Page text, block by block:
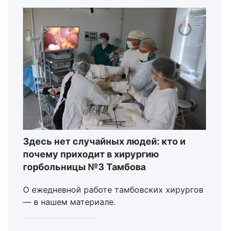
Здесь нет случайных людей: кто и
почему приходит в хирургию
горбольницы №3 Тамбова
О ежедневной работе тамбовских хирургов
— в нашем материале.